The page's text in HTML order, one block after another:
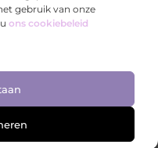
gebruik van onze
ons cookiebeleid
All Right Reserved.